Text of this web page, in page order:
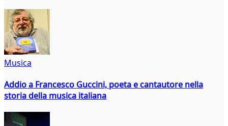
Musica
Addio a Francesco Guccini, poeta e cantautore nella
storia della musica italiana